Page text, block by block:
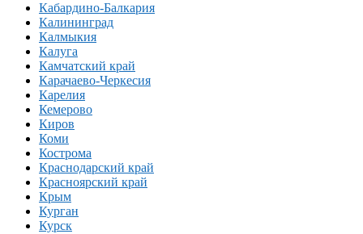
Кабардино-Балкария
Калининград
Калмыкия
Калуга
Камчатский край
Карачаево-Черкесия
Карелия
Кемерово
Киров
Коми
Кострома
Краснодарский край
Красноярский край
Крым
Курган
Курск